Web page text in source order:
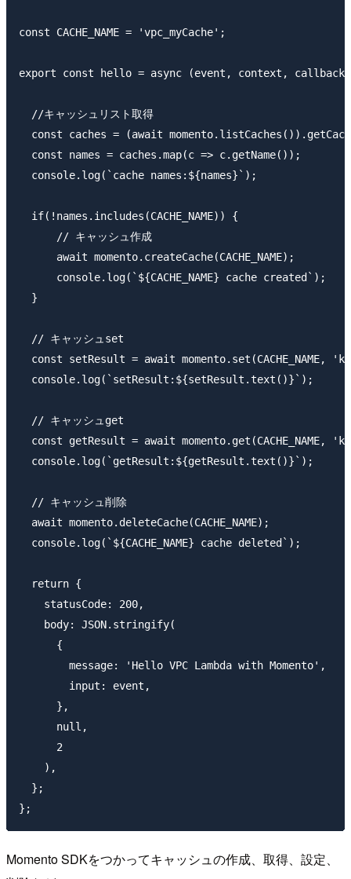
const CACHE_NAME = 'vpc_myCache';
export const hello = async (event, context,
  //キャッシュリスト取得
const caches = (await
  const names = caches.map(c => c.getName());
  console.log(`cache names:${names}`);
  if(!names.includes(CACHE_NAME)) {
      // キャッシュ作成
      await momento.createCache(CACHE_NAME);
      console.log(`${CACHE_NAME} cache created`);
  }
  // キャッシュset
const setResult = await momento.set(CACHE_NAME,
  console.log(`setResult:${setResult.text()}`);
  // キャッシュget
const getResult = await momento.get(CACHE_NAME,
  console.log(`getResult:${getResult.text()}`);
  // キャッシュ削除
  await momento.deleteCache(CACHE_NAME);
  console.log(`${CACHE_NAME} cache deleted`);
  return {
    statusCode: 200,
    body: JSON.stringify(
      {
        message: 'Hello VPC Lambda with Momento',
        input: event,
      },
      null,
      2
    ),
  };
Momento SDKをつかってキャッシュの作成、取得、設定、